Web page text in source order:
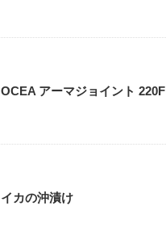
OCEA アーマジョイント 220F
イカの沖漬け